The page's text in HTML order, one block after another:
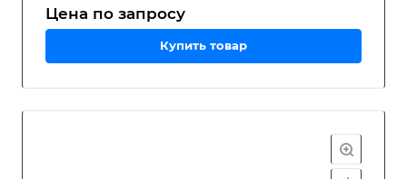
Цена по запросу
Купить товар